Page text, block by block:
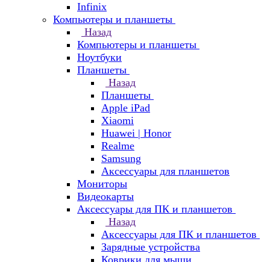
Infinix
Компьютеры и планшеты
Назад
Компьютеры и планшеты
Ноутбуки
Планшеты
Назад
Планшеты
Apple iPad
Xiaomi
Huawei | Honor
Realme
Samsung
Аксессуары для планшетов
Мониторы
Видеокарты
Аксессуары для ПК и планшетов
Назад
Аксессуары для ПК и планшетов
Зарядные устройства
Коврики для мыши